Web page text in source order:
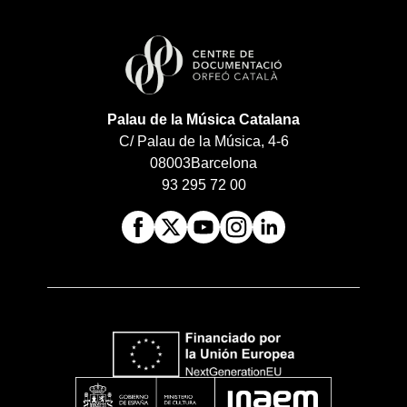
Palau de la Música Catalana
C/ Palau de la Música, 4-6
08003Barcelona
93 295 72 00